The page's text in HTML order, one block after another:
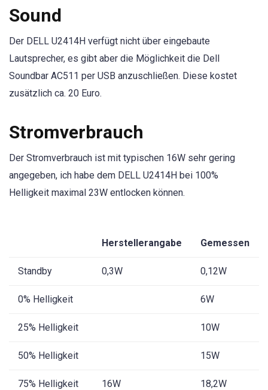
Sound
Der DELL U2414H verfügt nicht über eingebaute
Lautsprecher, es gibt aber die Möglichkeit die Dell
Soundbar AC511 per USB anzuschließen. Diese kostet
zusätzlich ca. 20 Euro.
Stromverbrauch
Der Stromverbrauch ist mit typischen 16W sehr gering
angegeben, ich habe dem DELL U2414H bei 100%
Helligkeit maximal 23W entlocken können.
Herstellerangabe Gemessen
Standby 0,3W 0,12W
0% Helligkeit 6W
25% Helligkeit 10W
50% Helligkeit 15W
75% Helligkeit 16W 18,2W